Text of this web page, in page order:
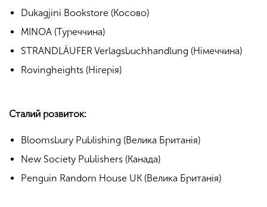
Dukagjini Bookstore (Косово)
MINOA (Туреччина)
STRANDLÄUFER Verlagsbuchhandlung (Німеччина)
Rovingheights (Нігерія)
Сталий розвиток:
Bloomsbury Publishing (Велика Британія)
New Society Publishers (Канада)
Penguin Random House UK (Велика Британія)